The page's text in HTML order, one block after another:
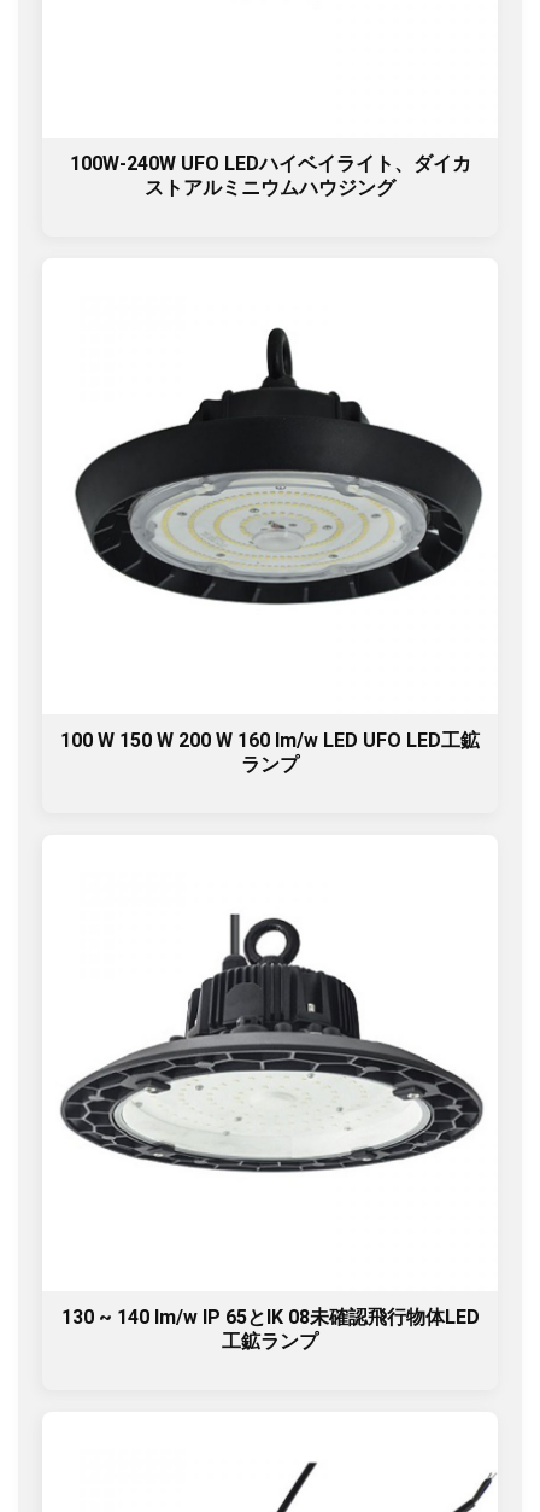
100W-240W UFO LEDハイベイライト、ダイカ
ストアルミニウムハウジング
100 W 150 W 200 W 160 lm/w LED UFO LED工鉱
ランプ
130 ~ 140 lm/w IP 65とIK 08未確認飛行物体LED
工鉱ランプ